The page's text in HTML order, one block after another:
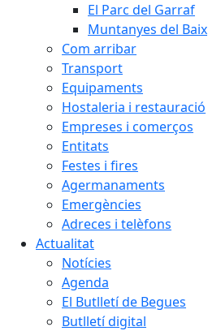
El Parc del Garraf
Muntanyes del Baix
Com arribar
Transport
Equipaments
Hostaleria i restauració
Empreses i comerços
Entitats
Festes i fires
Agermanaments
Emergències
Adreces i telèfons
Actualitat
Notícies
Agenda
El Butlletí de Begues
Butlletí digital